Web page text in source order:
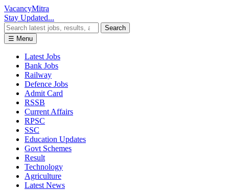
VacancyMitra
Stay Updated...
Search
☰ Menu
Latest Jobs
Bank Jobs
Railway
Defence Jobs
Admit Card
RSSB
Current Affairs
RPSC
SSC
Education Updates
Govt Schemes
Result
Technology
Agriculture
Latest News